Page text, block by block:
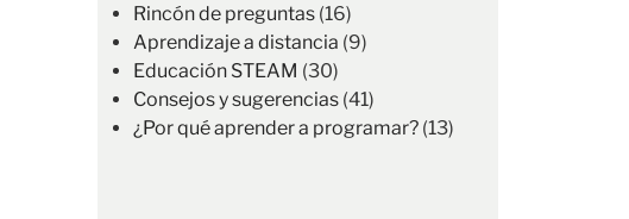
Rincón de preguntas (16)
Aprendizaje a distancia (9)
Educación STEAM (30)
Consejos y sugerencias (41)
¿Por qué aprender a programar? (13)